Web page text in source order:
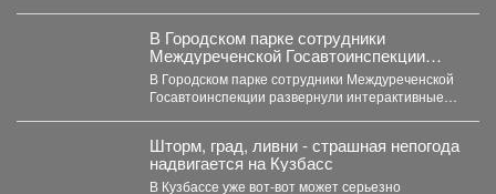
В Городском парке сотрудники
Междуреченской Госавтоинспекции
развернули интерактивные
профилактические площадки
В Городском парке сотрудники Междуреченской
Госавтоинспекции развернули интерактивные
Шторм, град, ливни - страшная непогода
надвигается на Кузбасс
В Кузбассе уже вот-вот может серьезно